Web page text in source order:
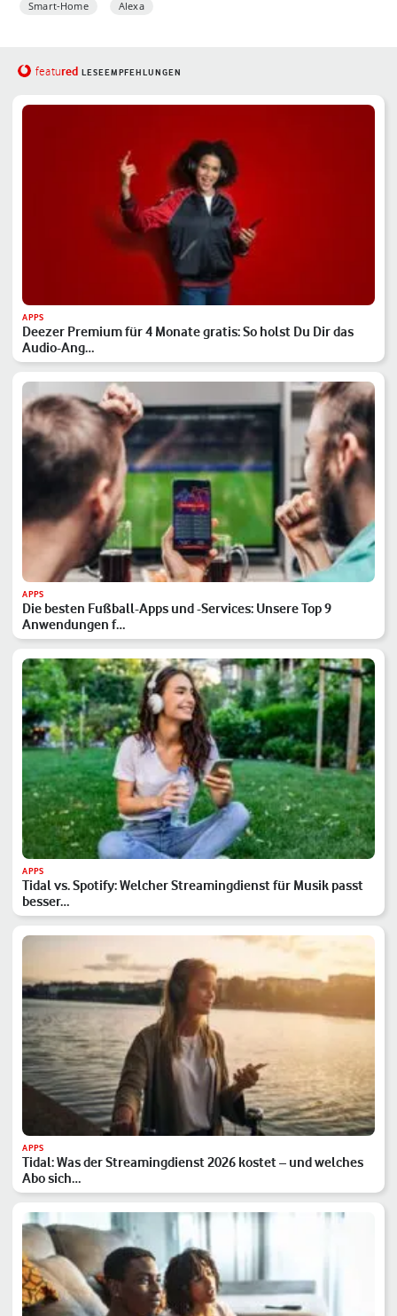
Smart-Home Alexa
featured LESEEMPFEHLUNGEN
APPS
Deezer Premium für 4 Monate gratis: So holst Du Dir das
Audio-Ang…
APPS
Die besten Fußball-Apps und -Services: Unsere Top 9
Anwendungen f…
APPS
Tidal vs. Spotify: Welcher Streamingdienst für Musik passt
besser…
APPS
Tidal: Was der Streamingdienst 2026 kostet – und welches
Abo sich…